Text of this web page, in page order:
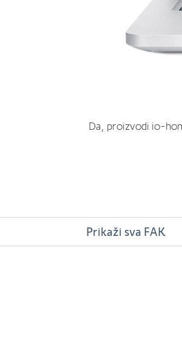
Da, proizvodi io-
Prikaži sva FAK